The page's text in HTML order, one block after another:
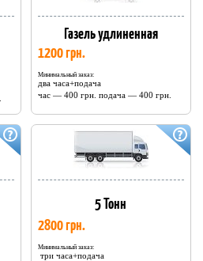
Газель удлиненная
1200 грн.
Минимальный заказ:
два часа+подача
час — 400 грн. подача — 400 грн.
5 Тонн
2800 грн.
Минимальный заказ:
три часа+подача